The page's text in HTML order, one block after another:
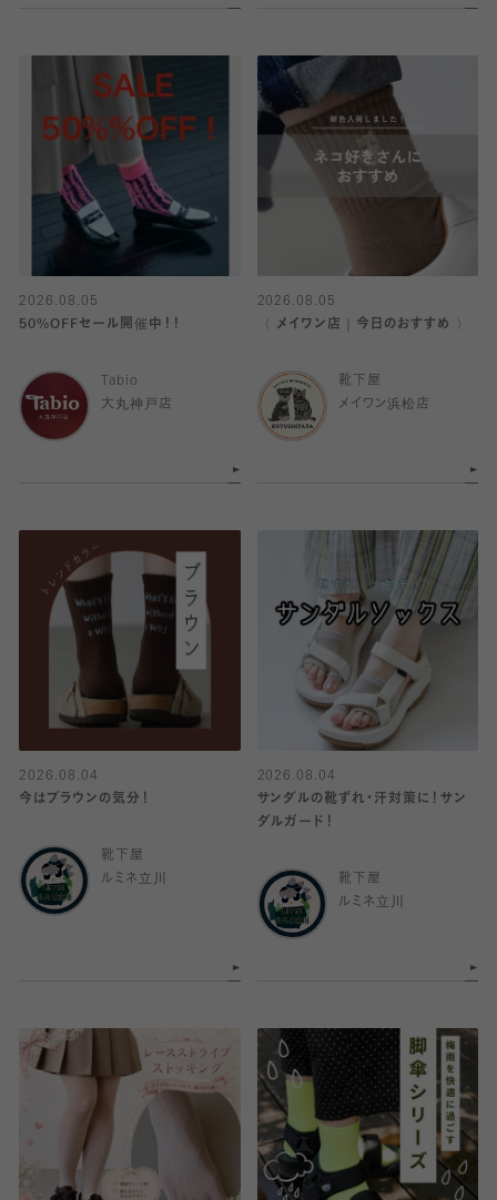
2026.08.05
50%OFFセール開催中！！
Tabio
大丸神戸店
2026.08.05
〈 メイワン店｜今日のおすすめ 〉
靴下屋
メイワン浜松店
2026.08.04
今はブラウンの気分！
靴下屋
ルミネ立川
2026.08.04
サンダルの靴ずれ・汗対策に！サン
ダルガード！
靴下屋
ルミネ立川